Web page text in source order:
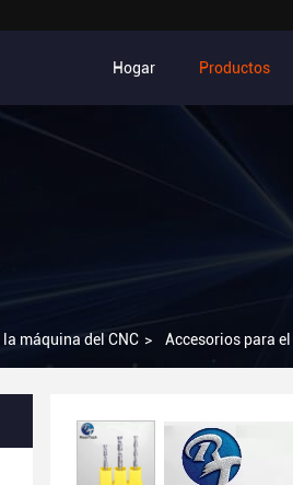
Hogar Productos
máquina del CNC > Accesorios para